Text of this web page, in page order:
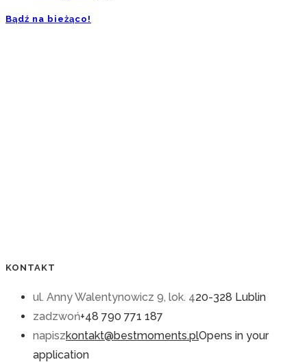
Bądź na bieżąco!
KONTAKT
ul. Anny Walentynowicz 9, lok. 420-328 Lublin
zadzwoń+48 790 771 187
napiszkontakt@bestmoments.plOpens in your
application